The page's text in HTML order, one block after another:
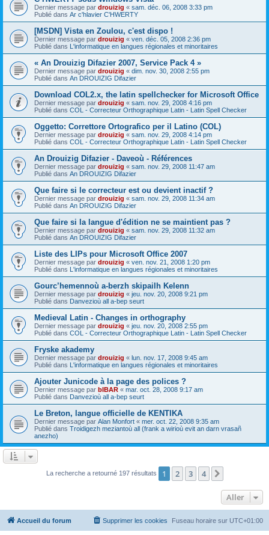
Dernier message par drouizig « sam. déc. 06, 2008 3:33 pm
Publié dans Ar c'hlavier C'HWERTY
[MSDN] Vista en Zoulou, c'est dispo !
Dernier message par drouizig « ven. déc. 05, 2008 2:36 pm
Publié dans L'informatique en langues régionales et minoritaires
« An Drouizig Difazier 2007, Service Pack 4 »
Dernier message par drouizig « dim. nov. 30, 2008 2:55 pm
Publié dans An DROUIZIG Difazier
Download COL2.x, the latin spellchecker for Microsoft Office
Dernier message par drouizig « sam. nov. 29, 2008 4:16 pm
Publié dans COL - Correcteur Orthographique Latin - Latin Spell Checker
Oggetto: Correttore Ortografico per il Latino (COL)
Dernier message par drouizig « sam. nov. 29, 2008 4:14 pm
Publié dans COL - Correcteur Orthographique Latin - Latin Spell Checker
An Drouizig Difazier - Daveoù - Références
Dernier message par drouizig « sam. nov. 29, 2008 11:47 am
Publié dans An DROUIZIG Difazier
Que faire si le correcteur est ou devient inactif ?
Dernier message par drouizig « sam. nov. 29, 2008 11:34 am
Publié dans An DROUIZIG Difazier
Que faire si la langue d'édition ne se maintient pas ?
Dernier message par drouizig « sam. nov. 29, 2008 11:32 am
Publié dans An DROUIZIG Difazier
Liste des LIPs pour Microsoft Office 2007
Dernier message par drouizig « ven. nov. 21, 2008 1:20 pm
Publié dans L'informatique en langues régionales et minoritaires
Gourc’hemennoù a-berzh skipailh Kelenn
Dernier message par drouizig « jeu. nov. 20, 2008 9:21 pm
Publié dans Danvezioù all a-bep seurt
Medieval Latin - Changes in orthography
Dernier message par drouizig « jeu. nov. 20, 2008 2:55 pm
Publié dans COL - Correcteur Orthographique Latin - Latin Spell Checker
Fryske akademy
Dernier message par drouizig « lun. nov. 17, 2008 9:45 am
Publié dans L'informatique en langues régionales et minoritaires
Ajouter Junicode à la page des polices ?
Dernier message par bIBAR « mar. oct. 28, 2008 9:17 am
Publié dans Danvezioù all a-bep seurt
Le Breton, langue officielle de KENTIKA
Dernier message par Alan Monfort « mer. oct. 22, 2008 9:35 am
Publié dans Troidigezh meziantoù all (frank a wirioù evit an darn vrasañ
anezho)
La recherche a retourné 197 résultats 1 2 3 4
Aller
Accueil du forum Fuseau horaire sur UTC+01:00
Supprimer les cookies